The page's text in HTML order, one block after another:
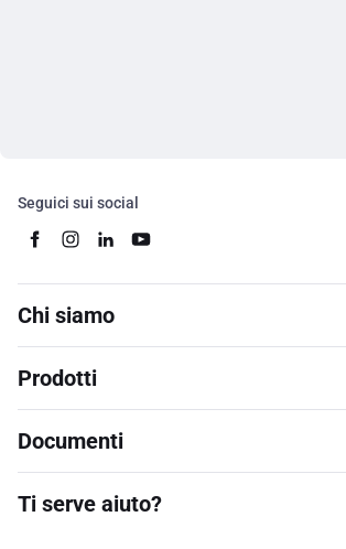
Seguici sui social
Chi siamo
Prodotti
Documenti
Ti serve aiuto?